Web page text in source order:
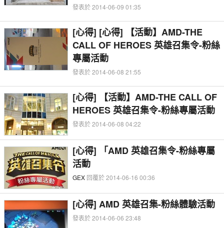
發表於 2014-06-09 01:35
[心得] [心得] 【活動】AMD-THE
CALL OF HEROES 英雄召集令-粉絲
專屬活動
發表於 2014-06-08 21:55
[心得] 【活動】AMD-THE CALL OF
HEROES 英雄召集令-粉絲專屬活動
發表於 2014-06-08 04:22
[心得] 「AMD 英雄召集令-粉絲專屬
活動
GEX回覆於 2014-06-16 00:36
[心得] AMD 英雄召集-粉絲體驗活動
發表於 2014-06-06 23:48